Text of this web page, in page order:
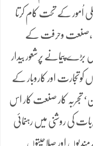
اُمور کے تحت کام کرتا
وحرفت کے
پیمانے پرشعور بیدار
کوتجارت اور کاروبار کے
تجربہ کار صنعت کار اس
کی روشنی میں رہنمائی
اور صلاحیتوں